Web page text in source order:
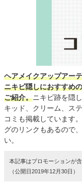
ヘアメイクアップアー
ニキビ隠しにおすすめ
ご紹介。ニキビ跡を隠
キッド、クリーム、ス
コミも掲載しています
グのリンクもあるので
い。
本記事はプロモーションが
（公開日2019年12月30日）